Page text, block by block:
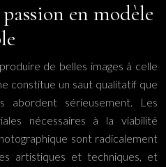
en modèle
de belles images à celle
constitue un saut qualitatif que
abordent sérieusement. Les
nécessaires à la viabilité
sont radicalement
artistiques et techniques, et